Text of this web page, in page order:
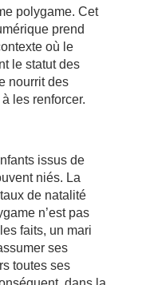
polygame. Cet
prend
où le
le statut des
nourrit des
les renforcer.
issus de
niés. La
de natalité
n’est pas
faits, un mari
ses
toutes ses